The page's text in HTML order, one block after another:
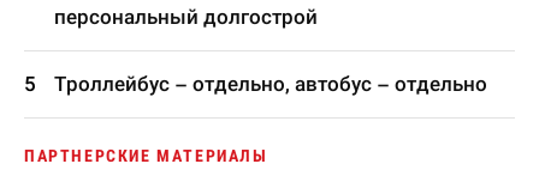
персональный долгострой
Троллейбус – отдельно, автобус – отдельно
ПАРТНЕРСКИЕ МАТЕРИАЛЫ